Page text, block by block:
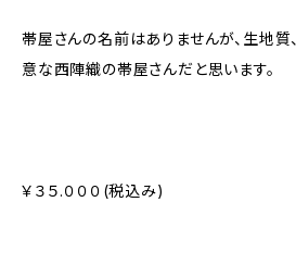
帯屋さんの名前はありませんが、生地
意な西陣織の帯屋さんだと思います。
￥３５.０００(税込み)